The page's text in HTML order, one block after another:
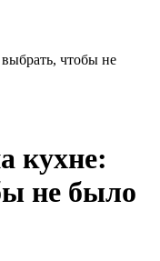
чтобы не
кухне:
не было